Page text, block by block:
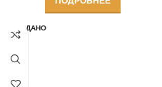
ПРОДАНО